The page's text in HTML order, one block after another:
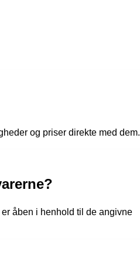
og priser direkte med dem.
åben i henhold til de angivne